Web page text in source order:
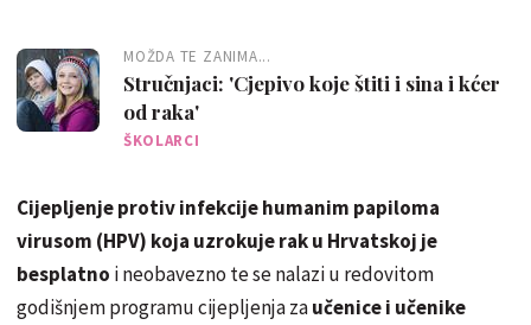
MOŽDA TE ZANIMA...
Stručnjaci: 'Cjepivo koje štiti i sina i kćer
od raka'
ŠKOLARCI
Cijepljenje protiv infekcije humanim papiloma
virusom (HPV) koja uzrokuje rak u Hrvatskoj je
besplatno i neobavezno te se nalazi u redovitom
godišnjem programu cijepljenja zaučenice i učenike